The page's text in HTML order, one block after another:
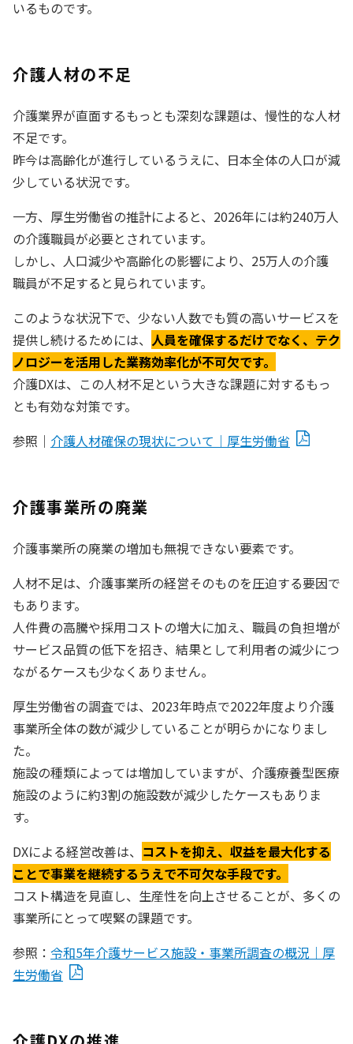
いるものです。
介護人材の不足
介護業界が直面するもっとも深刻な課題は、慢性的な人材
不足です。
昨今は高齢化が進行しているうえに、日本全体の人口が減
少している状況です。
一方、厚生労働省の推計によると、2026年には約240万人
の介護職員が必要とされています。
しかし、人口減少や高齢化の影響により、25万人の介護
職員が不足すると見られています。
このような状況下で、少ない人数でも質の高いサービスを
提供し続けるためには、 人員を確保するだけでなく、テク
ノロジーを活用した業務効率化が不可欠です。
介護DXは、この人材不足という大きな課題に対するもっ
とも有効な対策です。
参照｜ 介護人材確保の現状について｜厚生労働省
介護事業所の廃業
介護事業所の廃業の増加も無視できない要素です。
人材不足は、介護事業所の経営そのものを圧迫する要因で
もあります。
人件費の高騰や採用コストの増大に加え、職員の負担増が
サービス品質の低下を招き、結果として利用者の減少につ
ながるケースも少なくありません。
厚生労働省の調査では、2023年時点で2022年度より介護
事業所全体の数が減少していることが明らかになりまし
た。
施設の種類によっては増加していますが、介護療養型医療
施設のように約3割の施設数が減少したケースもありま
す。
DXによる経営改善は、 コストを抑え、収益を最大化する
ことで事業を継続するうえで不可欠な手段です。
コスト構造を見直し、生産性を向上させることが、多くの
事業所にとって喫緊の課題です。
参照： 令和5年介護サービス施設・事業所調査の概況｜厚
生労働省